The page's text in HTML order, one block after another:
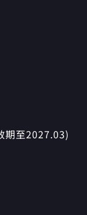
期至2027.03)